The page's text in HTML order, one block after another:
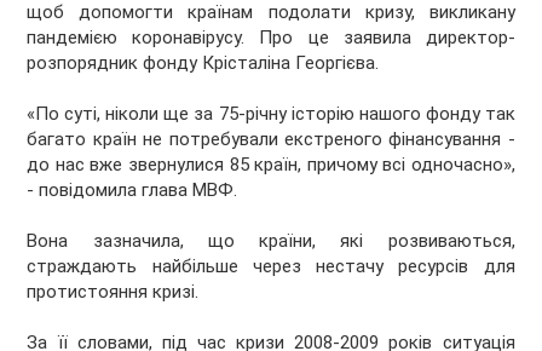
щоб допомогти країнам подолати кризу, викликану
пандемією коронавірусу. Про це заявила директор-
розпорядник фонду Крісталіна Георгієва.
«По суті, ніколи ще за 75-річну історію нашого фонду так
багато країн не потребували екстреного фінансування -
до нас вже звернулися 85 країн, причому всі одночасно»,
- повідомила глава МВФ.
Вона зазначила, що країни, які розвиваються,
страждають найбільше через нестачу ресурсів для
протистояння кризі.
За її словами, під час кризи 2008-2009 років ситуація